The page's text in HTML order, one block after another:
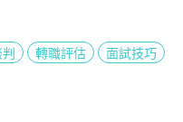
轉職評估
面試技巧